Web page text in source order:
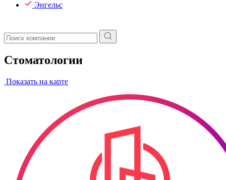
Энгельс
Стоматологии
Показать на карте